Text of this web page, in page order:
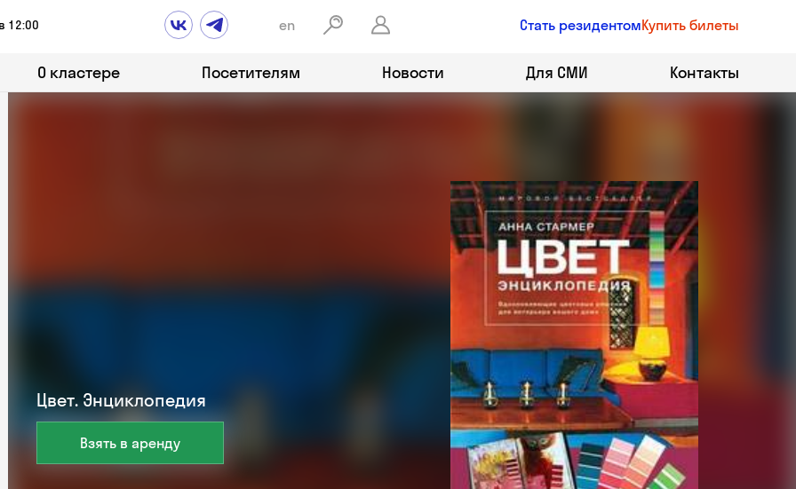
12:00 en Стать резидентомКупить билеты
О кластере Посетителям Новости Для СМИ Контакты
Цвет. Энциклопедия
Взять в аренду